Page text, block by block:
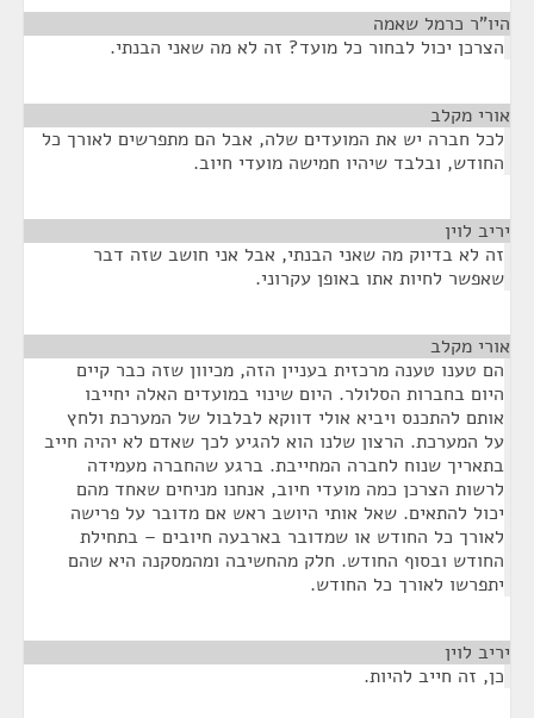
היו"ר כרמל שאמה
הצרכן יכול לבחור כל מועד? זה לא מה שאני הבנתי.
אורי מקלב
לכל חברה יש את המועדים שלה, אבל הם מתפרשים לאורך כל
החודש, ובלבד שיהיו חמישה מועדי חיוב.
יריב לוין
זה לא בדיוק מה שאני הבנתי, אבל אני חושב שזה דבר
שאפשר לחיות אתו באופן עקרוני.
אורי מקלב
הם טענו טענה מרכזית בעניין הזה, מכיוון שזה כבר קיים
היום בחברות הסלולר. היום שינוי במועדים האלה יחייבו
אותם להתכנס ויביא אולי דווקא לבלבול של המערכת ולחץ
על המערכת. הרצון שלנו הוא להגיע לכך שאדם לא יהיה חייב
בתאריך שנוח לחברה המחייבת. ברגע שהחברה מעמידה
לרשות הצרכן כמה מועדי חיוב, אנחנו מניחים שאחד מהם
יכול להתאים. שאל אותי היושב ראש אם מדובר על פרישה
לאורך כל החודש או שמדובר בארבעה חיובים – בתחילת
החודש ובסוף החודש. חלק מהחשיבה ומהמסקנה היא שהם
יתפרשו לאורך כל החודש.
יריב לוין
כן, זה חייב להיות.